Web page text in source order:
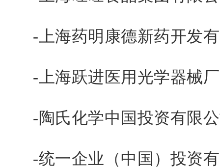
-上海药明康德新药开发有
-上海跃进医用光学器械厂
-陶氏化学中国投资有限
-统一企业（中国）投资有